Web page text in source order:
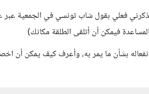
فعلي بقول شاب تونسي في الجمعية عبر
فيمكن أن أتلقى الطلقة مكانك)
بشأن ما يمر به، وأعرف كيف يمكن أن